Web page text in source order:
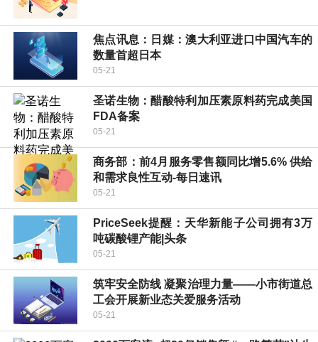
焦点讯息：日媒：澳大利亚进口中国汽车的
数量首超日本
05-21
圣诺生物：醋酸特利加压素原料药完成美国
FDA备案
05-21
商务部：前4月服务零售额同比增5.6% 供给
和需求良性互动-每日速讯
05-21
PriceSeek提醒：天华新能子公司拥有3万
吨碳酸锂产能|头条
05-21
筑牢安全防线 凝聚治理力量——小市街道总
工会开展新业态关爱服务活动
05-21